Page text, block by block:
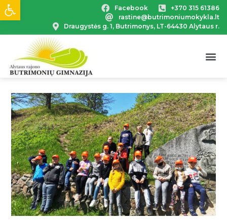
Facebook
+370 315 61386
rastine@butrimoniumokykla.lt
Draugystės g. 1, Butrimonys, LT-64430 Alytaus r.